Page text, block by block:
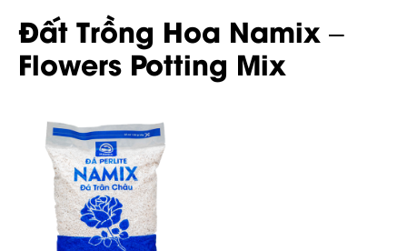
Đất Trồng Hoa Namix –
Flowers Potting Mix